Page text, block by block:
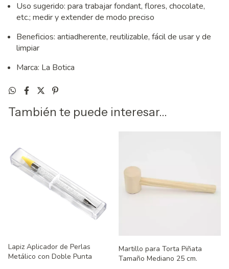
Uso sugerido: para trabajar fondant, flores, chocolate,
etc.; medir y extender de modo preciso
Beneficios: antiadherente, reutilizable, fácil de usar y de
limpiar
Marca: La Botica
También te puede interesar...
Lapiz Aplicador de Perlas
Metálico con Doble Punta
Martillo para Torta Piñata
Tamaño Mediano 25 cm.